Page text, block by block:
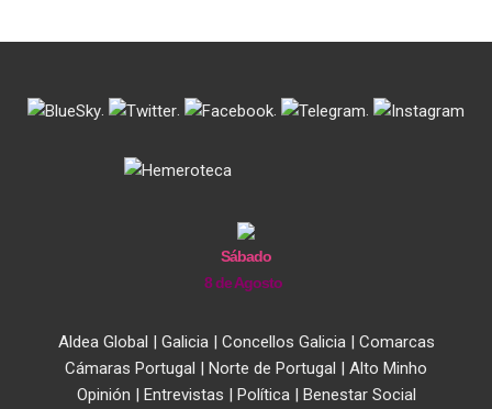
. . . .
Sábado
8 de Agosto
Aldea Global | Galicia| Concellos Galicia| Comarcas
Cámaras Portugal | Norte de Portugal | Alto Minho
Opinión | Entrevistas | Política| Benestar Social